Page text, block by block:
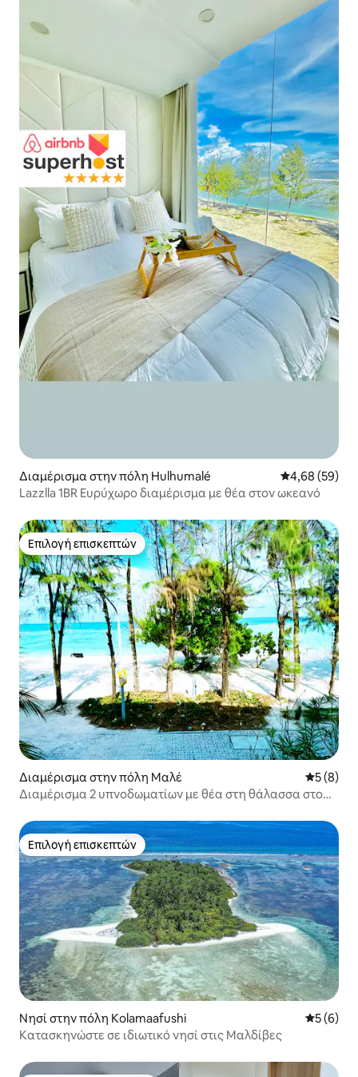
Διαμέρισμα στην πόλη Hulhumalé Μέση
4,68 (59)
Lazzlla 1BR Ευρύχωρο διαμέρισμα με θέα στον ωκεανό
Επιλογή επισκεπτών
Επιλογή επισκεπτών
Διαμέρισμα στην πόλη Μαλέ Μέση
5 (8)
Διαμέρισμα 2 υπνοδωματίων με θέα στη θάλασσα στο
Επιλογή επισκεπτών
Επιλογή επισκεπτών
Νησί στην πόλη Kolamaafushi Μέση
5 (6)
Κατασκηνώστε σε ιδιωτικό νησί στις Μαλδίβες